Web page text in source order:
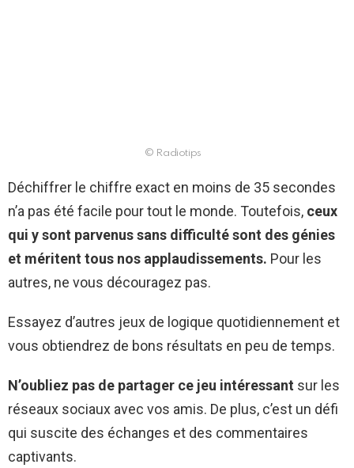
© Radiotips
Déchiffrer le chiffre exact en moins de 35 secondes
n’a pas été facile pour tout le monde. Toutefois, ceux
qui y sont parvenus sans difficulté sont des génies
et méritent tous nos applaudissements. Pour les
autres, ne vous découragez pas.
Essayez d’autres jeux de logique quotidiennement et
vous obtiendrez de bons résultats en peu de temps.
N’oubliez pas de partager ce jeu intéressant sur les
réseaux sociaux avec vos amis. De plus, c’est un défi
qui suscite des échanges et des commentaires
captivants.